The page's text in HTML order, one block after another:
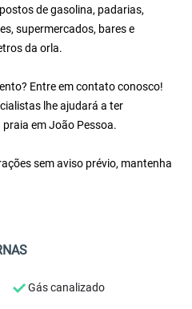
de gasolina, padarias,
supermercados, bares e
da orla.
Entre em contato conosco!
lhe ajudará a ter
em João Pessoa.
sem aviso prévio, mantenha
Gás canalizado